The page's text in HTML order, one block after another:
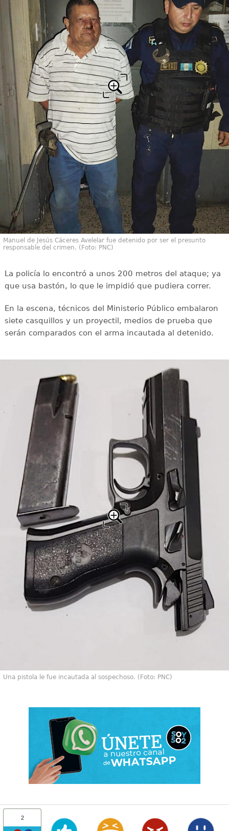
Manuel de Jesús Cáceres Avelelar fue detenido por ser el presunto
responsable del crimen. (Foto: PNC)
La policía lo encontró a unos 200 metros del ataque; ya
que usa bastón, lo que le impidió que pudiera correr.
En la escena, técnicos del Ministerio Público embalaron
siete casquillos y un proyectil, medios de prueba que
serán comparados con el arma incautada al detenido.
Una pistola le fue incautada al sospechoso. (Foto: PNC)
2